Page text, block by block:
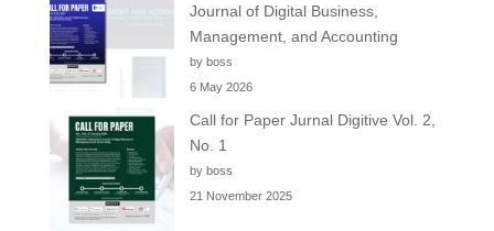
Journal of Digital Business,
Management, and Accounting
by boss
6 May 2026
Call for Paper Jurnal Digitive Vol. 2,
No. 1
by boss
21 November 2025